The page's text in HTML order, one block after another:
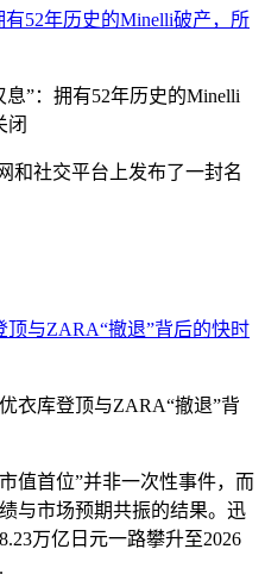
52年历史的Minelli破产，所
和社交平台上发布了一封名
与ZARA“撤退”背后的快时
值首位”并非一次性事件，而
与市场预期共振的结果。迅
万亿日元一路攀升至2026